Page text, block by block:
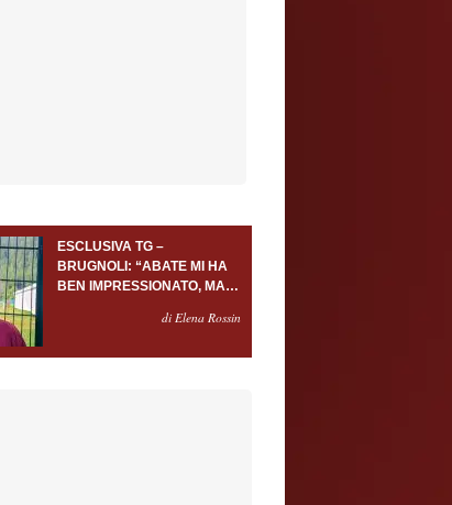
ESCLUSIVA TG –
BRUGNOLI: “ABATE MI HA
BEN IMPRESSIONATO, MA
PORTIERE SERVONOdi Elena Rossin